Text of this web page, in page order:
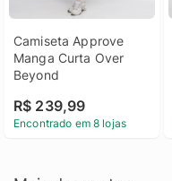
Camiseta Approve
Manga Curta Over
Beyond
R$ 239,99
Encontrado em 8 lojas